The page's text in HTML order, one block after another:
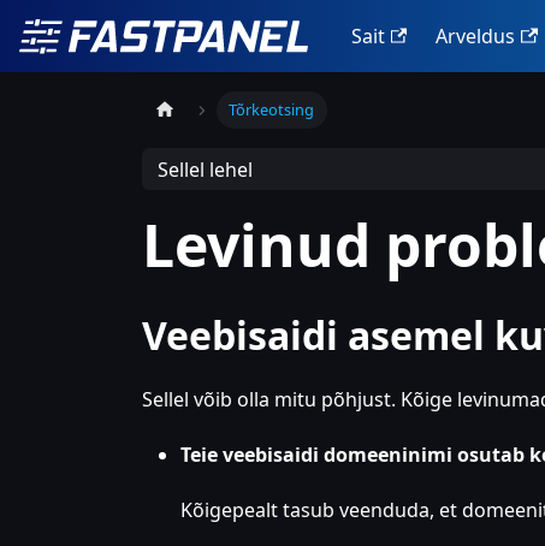
Sait Arveldus
Tõrkeotsing
Sellel lehel
Levinud
Veebisaidi asemel
Sellel võib olla mitu põhjust. Kõige
Teie veebisaidi domeeninimi osutab
Kõigepealt tasub veenduda, et